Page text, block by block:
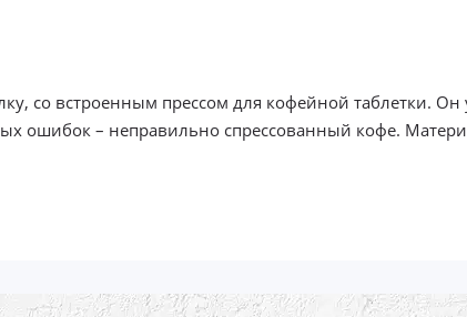
со встроенным прессом для кофейной таблетки. Он
ошибок – неправильно спрессованный кофе.